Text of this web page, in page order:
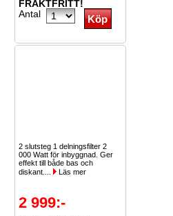
FRAKTFRITT!
Antal
2 slutsteg 1 delningsfilter 2
000 Watt för inbyggnad. Ger
effekt till både bas och
diskant....
Läs mer
2 999:-